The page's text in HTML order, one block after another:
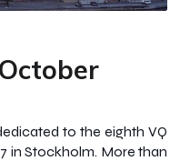
to the eighth VQ
in Stockholm. More than